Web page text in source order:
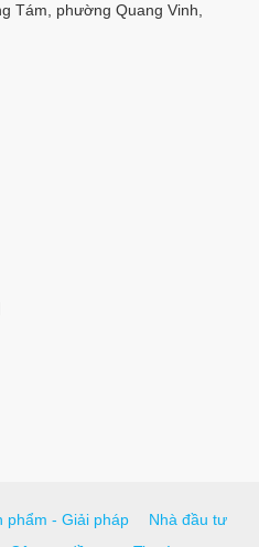
Tám, phường Quang Vinh,
phẩm - Giải pháp
Nhà đầu tư